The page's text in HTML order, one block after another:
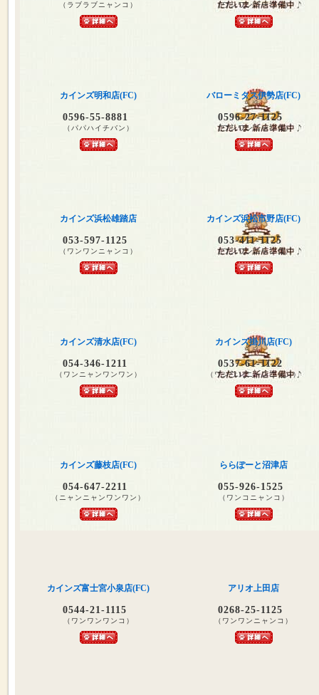
（ラブラブニャンコ） （ワンワンゴーゴー）
カインズ明和店(FC)
0596-55-8881
（パパハイチバン）
バローミタス伊勢店(FC)
0596-27-1125
（ワンワンニャンコ）
カインズ浜松雄踏店
053-597-1125
（ワンワンニャンコ）
カインズ浜松市野店(FC)
053-411-1125
（ワンワンニャンコ）
カインズ清水店(FC)
054-346-1211
（ワンニャンワンワン）
カインズ掛川店(FC)
0537-61-1122
（ワンワンニャンニャン）
カインズ藤枝店(FC)
054-647-2211
（ニャンニャンワンワン）
ららぽーと沼津店
055-926-1525
（ワンコニャンコ）
カインズ富士宮小泉店(FC)
0544-21-1115
（ワンワンワンコ）
アリオ上田店
0268-25-1125
（ワンワンニャンコ）